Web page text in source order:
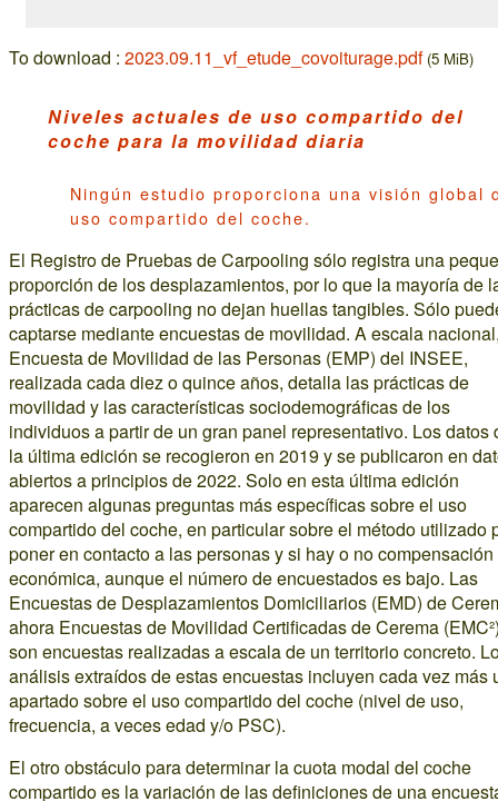
To download : 2023.09.11_vf_etude_covoiturage.pdf (5 MiB)
Niveles actuales de uso compartido del
coche para la movilidad diaria
Ningún estudio proporciona una visión global
uso compartido del coche.
El Registro de Pruebas de Carpooling sólo registra una
proporción de los desplazamientos, por lo que la mayoría de
prácticas de carpooling no dejan huellas tangibles. Sólo
captarse mediante encuestas de movilidad. A escala
Encuesta de Movilidad de las Personas (EMP) del INSEE,
realizada cada diez o quince años, detalla las prácticas de
movilidad y las características sociodemográficas de los
individuos a partir de un gran panel representativo. Los datos
la última edición se recogieron en 2019 y se publicaron en
abiertos a principios de 2022. Solo en esta última edición
aparecen algunas preguntas más específicas sobre el uso
compartido del coche, en particular sobre el método utilizado
poner en contacto a las personas y si hay o no compensación
económica, aunque el número de encuestados es bajo. Las
Encuestas de Desplazamientos Domiciliarios (EMD) de
ahora Encuestas de Movilidad Certificadas de Cerema
son encuestas realizadas a escala de un territorio concreto.
análisis extraídos de estas encuestas incluyen cada vez más
apartado sobre el uso compartido del coche (nivel de uso,
frecuencia, a veces edad y/o PSC).
El otro obstáculo para determinar la cuota modal del coche
compartido es la variación de las definiciones de una